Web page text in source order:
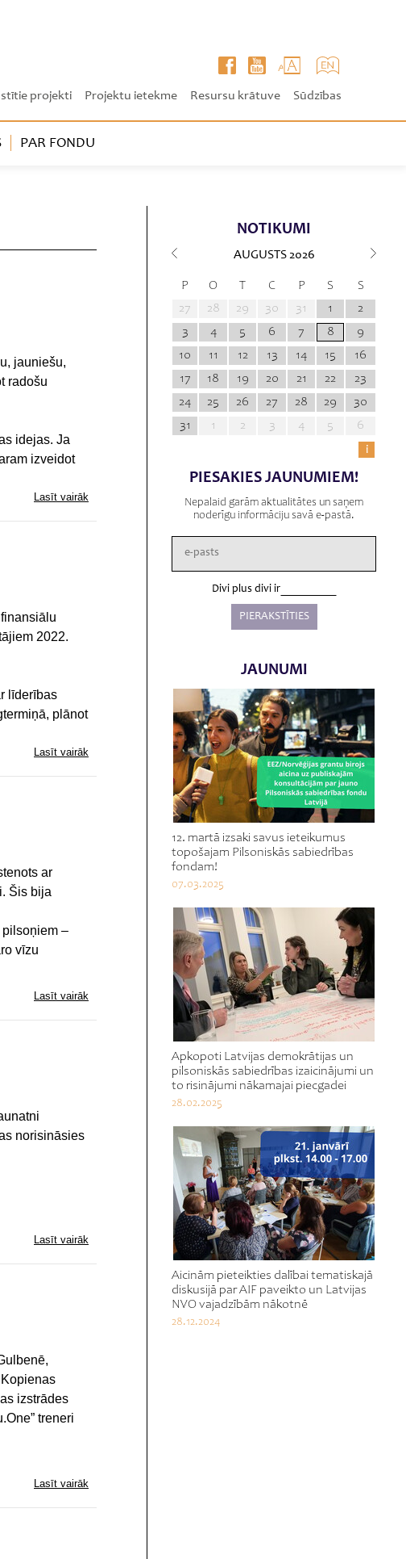
projekti Projektu ietekme Resursu krātuve Sūdzības
PAR FONDU
jauniešu,
radošu
idejas. Ja
izveidot
Lasīt vairāk
2022.
līderības
plānot
Lasīt vairāk
ar
Šis bija
–
vīzu
Lasīt vairāk
norisināsies
Lasīt vairāk
izstrādes
treneri
Lasīt vairāk
NOTIKUMI
AUGUSTS 2026
P O T C P S
S
27
28 29 30 31 1
2
3
4 5 6 7 8
9
10
11 12 13 14 15
16
17
18 19 20 21 22
23
24
25 26 27 28 29
30
31
1 2 3 4 5
6
i
PIESAKIES JAUNUMIEM!
Nepalaid garām aktualitātes un saņem
noderīgu informāciju savā e-pastā.
Divi plus divi ir
JAUNUMI
12. martā izsaki savus ieteikumus
topošajam Pilsoniskās sabiedrības
fondam!
07.03.2025
Apkopoti Latvijas demokrātijas un
pilsoniskās sabiedrības izaicinājumi un
to risinājumi nākamajai piecgadei
28.02.2025
Aicinām pieteikties dalībai tematiskajā
diskusijā par AIF paveikto un Latvijas
NVO vajadzībām nākotnē
28.12.2024